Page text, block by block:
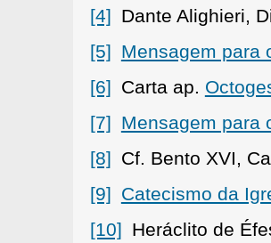
[4] Dante Alighieri,
[5] Mensagem para
[6] Carta ap.
[7] Mensagem para
[8] Cf. Bento XVI,
[9] Catecismo da
[10] Heráclito de